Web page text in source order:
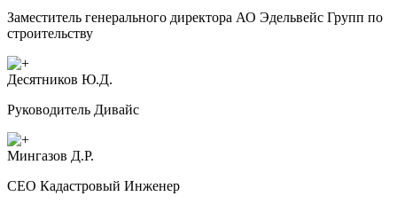
Заместитель генерального директора АО Эдельвейс Групп по
строительству
Десятников Ю.Д.
Руководитель Дивайс
Мингазов Д.Р.
CEO Кадастровый Инженер